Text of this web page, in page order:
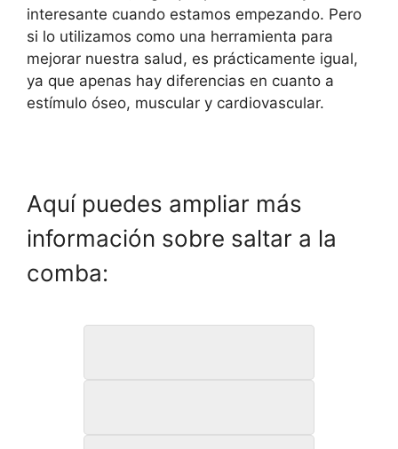
interesante cuando estamos empezando. Pero
si lo utilizamos como una herramienta para
mejorar nuestra salud, es prácticamente igual,
ya que apenas hay diferencias en cuanto a
estímulo óseo, muscular y cardiovascular.
Aquí puedes ampliar más
información sobre saltar a la
comba: